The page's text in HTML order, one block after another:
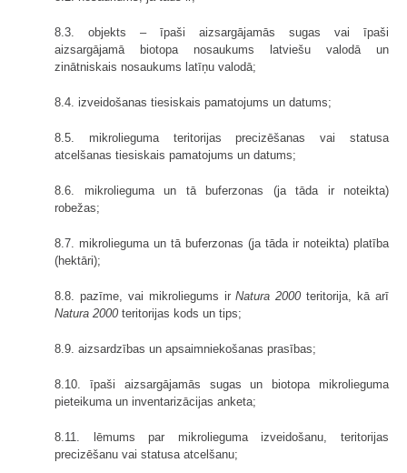
8.3. objekts – īpaši aizsargājamās sugas vai īpaši
aizsargājamā biotopa nosaukums latviešu valodā un
zinātniskais nosaukums latīņu valodā;
8.4. izveidošanas tiesiskais pamatojums un datums;
8.5. mikrolieguma teritorijas precizēšanas vai statusa
atcelšanas tiesiskais pamatojums un datums;
8.6. mikrolieguma un tā buferzonas (ja tāda ir noteikta)
robežas;
8.7. mikrolieguma un tā buferzonas (ja tāda ir noteikta) platība
(hektāri);
8.8. pazīme, vai mikroliegums irNatura 2000 teritorija, kā arī
Natura 2000 teritorijas kods un tips;
8.9. aizsardzības un apsaimniekošanas prasības;
8.10. īpaši aizsargājamās sugas un biotopa mikrolieguma
pieteikuma un inventarizācijas anketa;
8.11. lēmums par mikrolieguma izveidošanu, teritorijas
precizēšanu vai statusa atcelšanu;